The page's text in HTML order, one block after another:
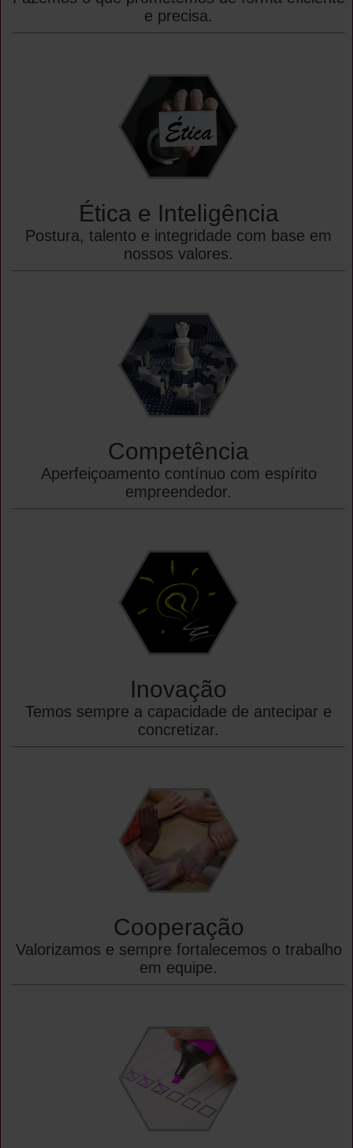
e precisa.
Ética e Inteligência
Postura, talento e integridade com base em
nossos valores.
Competência
Aperfeiçoamento contínuo com espírito
empreendedor.
Inovação
Temos sempre a capacidade de antecipar e
concretizar.
Cooperação
Valorizamos e sempre fortalecemos o trabalho
em equipe.